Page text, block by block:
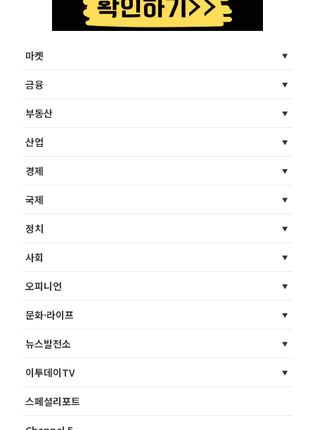
마켓
금융
부동산
산업
경제
국제
정치
사회
오피니언
문화·라이프
뉴스발전소
이투데이TV
스페셜리포트